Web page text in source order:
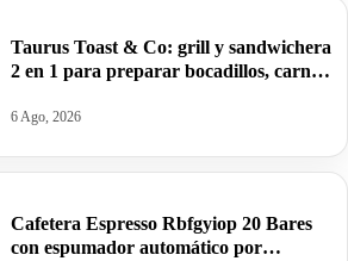
Taurus Toast & Co: grill y sandwichera
2 en 1 para preparar bocadillos, carnes
6 Ago, 2026
Cafetera Espresso Rbfgyiop 20 Bares
con espumador automático por